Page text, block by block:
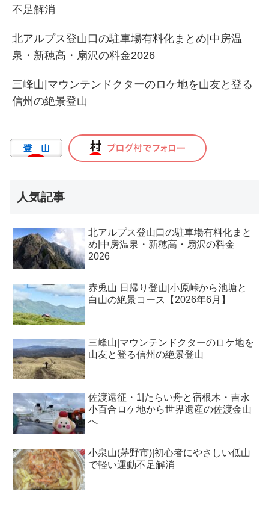
不足解消
北アルプス登山口の駐車場有料化まとめ|中房温
泉・新穂高・扇沢の料金2026
三峰山|マウンテンドクターのロケ地を山友と登る
信州の絶景登山
人気記事
北アルプス登山口の駐車場有料化まと
め|中房温泉・新穂高・扇沢の料金
2026
赤兎山 日帰り登山|小原峠から池塘と
白山の絶景コース【2026年6月】
三峰山|マウンテンドクターのロケ地を
山友と登る信州の絶景登山
佐渡遠征・1|たらい舟と宿根木・吉永
小百合ロケ地から世界遺産の佐渡金山
へ
小泉山(茅野市)|初心者にやさしい低山
で軽い運動不足解消